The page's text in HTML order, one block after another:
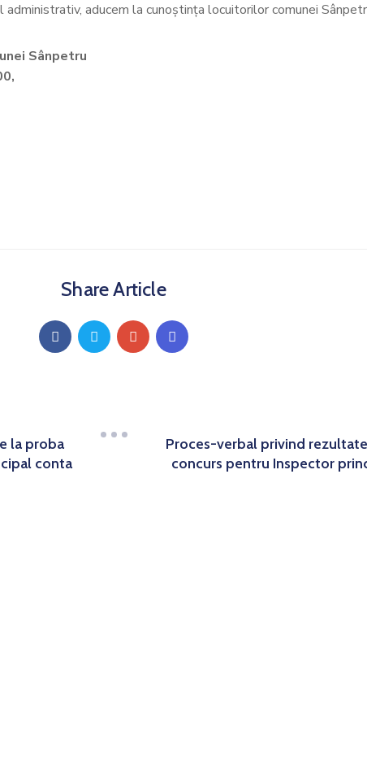
aducem la cunoştinţa locuitorilor comunei
Sânpetru
Share Article
la proba
conta
Proces-verbal privind
concurs pentru Inspector